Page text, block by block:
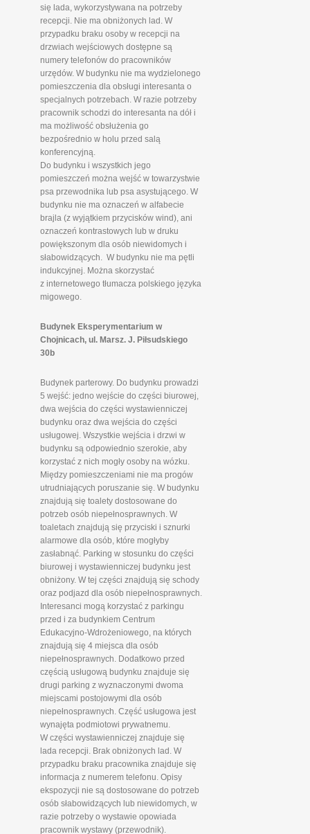
się lada, wykorzystywana na potrzeby
recepcji. Nie ma obniżonych lad. W
przypadku braku osoby w recepcji na
drzwiach wejściowych dostępne są
numery telefonów do pracowników
urzędów. W budynku nie ma wydzielonego
pomieszczenia dla obsługi interesanta o
specjalnych potrzebach. W razie potrzeby
pracownik schodzi do interesanta na dół i
ma możliwość obsłużenia go
bezpośrednio w holu przed salą
konferencyjną.
Do budynku i wszystkich jego
pomieszczeń można wejść w towarzystwie
psa przewodnika lub psa asystującego. W
budynku nie ma oznaczeń w alfabecie
brajla (z wyjątkiem przycisków wind), ani
oznaczeń kontrastowych lub w druku
powiększonym dla osób niewidomych i
słabowidzących. W budynku nie ma pętli
indukcyjnej. Można skorzystać
z internetowego tłumacza polskiego języka
migowego.
Budynek Eksperymentarium w
Chojnicach, ul. Marsz. J. Piłsudskiego
30b
Budynek parterowy. Do budynku prowadzi
5 wejść: jedno wejście do części biurowej,
dwa wejścia do części wystawienniczej
budynku oraz dwa wejścia do części
usługowej. Wszystkie wejścia i drzwi w
budynku są odpowiednio szerokie, aby
korzystać z nich mogły osoby na wózku.
Między pomieszczeniami nie ma progów
utrudniających poruszanie się. W budynku
znajdują się toalety dostosowane do
potrzeb osób niepełnosprawnych. W
toaletach znajdują się przyciski i sznurki
alarmowe dla osób, które mogłyby
zasłabnąć. Parking w stosunku do części
biurowej i wystawienniczej budynku jest
obniżony. W tej części znajdują się schody
oraz podjazd dla osób niepełnosprawnych.
Interesanci mogą korzystać z parkingu
przed i za budynkiem Centrum
Edukacyjno-Wdrożeniowego, na których
znajdują się 4 miejsca dla osób
niepełnosprawnych. Dodatkowo przed
częścią usługową budynku znajduje się
drugi parking z wyznaczonymi dwoma
miejscami postojowymi dla osób
niepełnosprawnych. Część usługowa jest
wynajęta podmiotowi prywatnemu.
W części wystawienniczej znajduje się
lada recepcji. Brak obniżonych lad. W
przypadku braku pracownika znajduje się
informacja z numerem telefonu. Opisy
ekspozycji nie są dostosowane do potrzeb
osób słabowidzących lub niewidomych, w
razie potrzeby o wystawie opowiada
pracownik wystawy (przewodnik).